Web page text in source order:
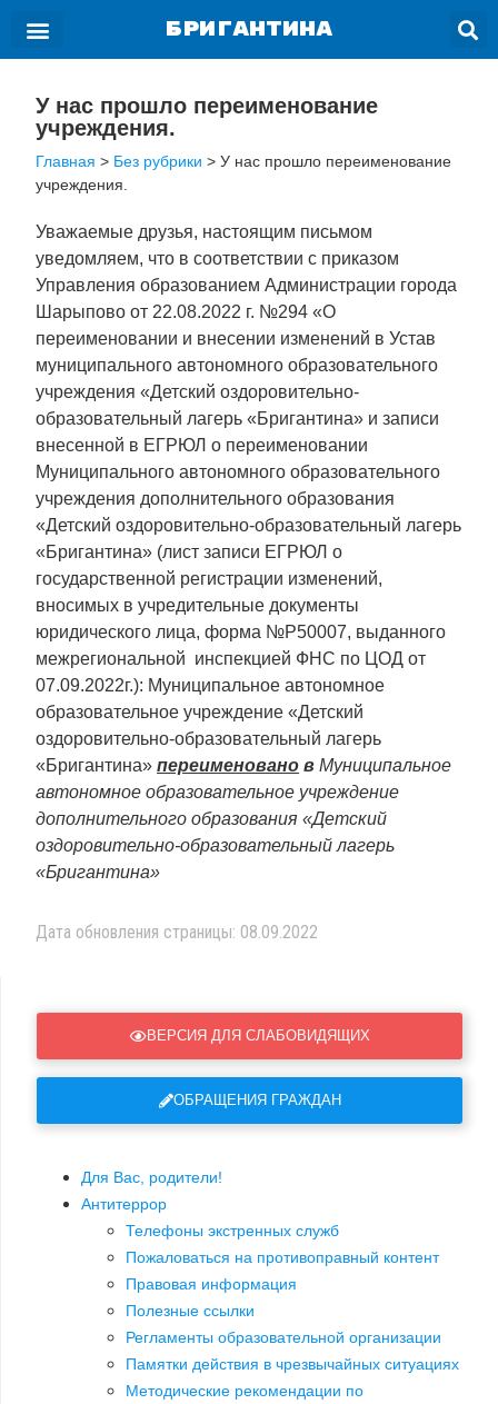
БРИГАНТИНА
У нас прошло переименование
учреждения.
Главная > Без рубрики > У нас прошло переименование
учреждения.
Уважаемые друзья, настоящим письмом
уведомляем, что в соответствии с приказом
Управления образованием Администрации города
Шарыпово от 22.08.2022 г. №294 «О
переименовании и внесении изменений в Устав
муниципального автономного образовательного
учреждения «Детский оздоровительно-
образовательный лагерь «Бригантина» и записи
внесенной в ЕГРЮЛ о переименовании
Муниципального автономного образовательного
учреждения дополнительного образования
«Детский оздоровительно-образовательный лагерь
«Бригантина» (лист записи ЕГРЮЛ о
государственной регистрации изменений,
вносимых в учредительные документы
юридического лица, форма №Р50007, выданного
межрегиональной инспекцией ФНС по ЦОД от
07.09.2022г.): Муниципальное автономное
образовательное учреждение «Детский
оздоровительно-образовательный лагерь
«Бригантина» переименовано в Муниципальное
автономное образовательное учреждение
дополнительного образования «Детский
оздоровительно-образовательный лагерь
«Бригантина»
Дата обновления страницы: 08.09.2022
ВЕРСИЯ ДЛЯ СЛАБОВИДЯЩИХ
ОБРАЩЕНИЯ ГРАЖДАН
Для Вас, родители!
Антитеррор
Телефоны экстренных служб
Пожаловаться на противоправный контент
Правовая информация
Полезные ссылки
Регламенты образовательной организации
Памятки действия в чрезвычайных ситуациях
Методические рекомендации по